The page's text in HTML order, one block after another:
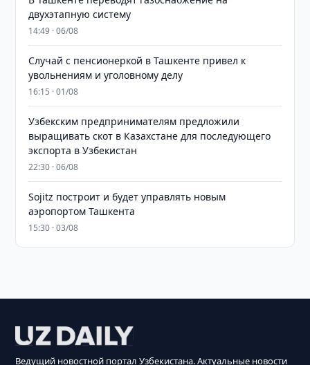
двухэтапную систему
14:49 · 06/08
Случай с пенсионеркой в Ташкенте привел к
увольнениям и уголовному делу
16:15 · 01/08
Узбекским предпринимателям предложили
выращивать скот в Казахстане для последующего
экспорта в Узбекистан
22:30 · 06/08
Sojitz построит и будет управлять новым
аэропортом Ташкента
15:30 · 03/08
Ведущий новостной портал Узбекистана. Актуальные новости